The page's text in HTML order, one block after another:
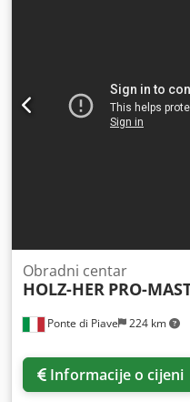
Ponte di Piave 224 km
Obradni centar
HOLZ-HER PRO-
Informacije o cijeni